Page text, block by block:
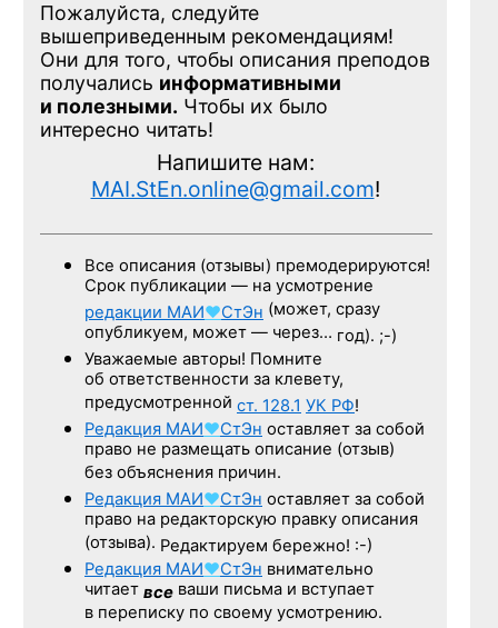
Пожалуйста, следуйте
вышеприведенным рекомендациям!
Они для того, чтобы описания преподов
получались информативными
и полезными. Чтобы их было
интересно читать!
Напишите нам:
MAI.StEn.online@gmail.com!
Все описания (отзывы) премодерируются!
Срок публикации — на усмотрение
редакции МАИ♥СтЭн (может, сразу
опубликуем, может — через… год). ;-)
Уважаемые авторы! Помните
об ответственности за клевету,
предусмотренной ст. 128.1 УК РФ!
Редакция МАИ♥СтЭн оставляет за собой
право не размещать описание (отзыв)
без объяснения причин.
Редакция МАИ♥СтЭн оставляет за собой
право на редакторскую правку описания
(отзыва). Редактируем бережно! :-)
Редакция МАИ♥СтЭн внимательно
читает все ваши письма и вступает
в переписку по своему усмотрению.